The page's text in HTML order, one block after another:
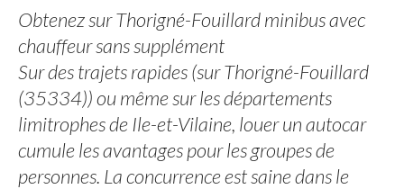
Obtenez sur Thorigné-Fouillard minibus avec
chauffeur sans supplément
Sur des trajets rapides (sur Thorigné-Fouillard
(35334)) ou même sur les départements
limitrophes de Ile-et-Vilaine, louer un autocar
cumule les avantages pour les groupes de
personnes. La concurrence est saine dans le